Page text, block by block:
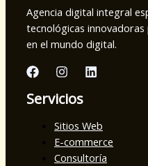
Agencia digital integral
tecnológicas
en el mundo digital.
Servicios
Sitios Web
E-commerce
Consultoría